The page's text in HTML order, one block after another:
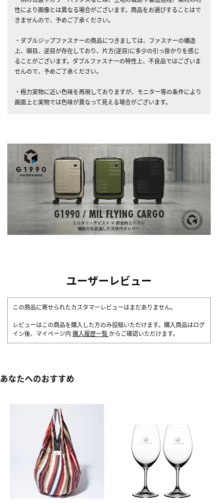
性により画像とは異なる場合がございます。商品をお選びすることはで
きませんので、予めご了承ください。
・ダブルジップファスナーの商品につきましては、ファスナーの構造
上、順目、逆目が存在しており、片方(逆目)に多少の引っ掛かりを感じ
ることがございます。ダブルファスナーの特性上、不良品ではございま
せんので、予めご了承ください。
・極力実物に近い色味を再現しておりますが、モニター等の条件により
画面上と実物では色味が異なって見える場合がございます。
ユーザーレビュー
この商品に寄せられたカスタマーレビューはまだありません。
レビューはこの商品を購入した方のみ投稿いただけます。購入商品はログ
イン後、マイページ内 購入履歴一覧 からご確認いただけます。
あなたへのおすすめ